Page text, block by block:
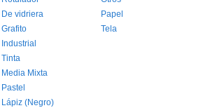
De vidriera
Grafito
Industrial
Tinta
Media Mixta
Pastel
Lápiz (Negro)
Papel
Tela